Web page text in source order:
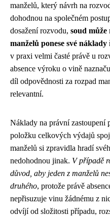
manželů, který návrh na
dohodnou na společném
dosažení rozvodu, soud může
manželů ponese své náklady
v praxi velmi časté právě u
absence výroku o vině
díl odpovědnosti za rozpad
relevantní.
Náklady na právní zastoupení
položku celkových výdajů
manželů si zpravidla hradí
nedohodnou jinak. V případě
důvod, aby jeden z manželů
druhého, protože právě
nepřisuzuje vinu žádnému z
odvíjí od složitosti případu,